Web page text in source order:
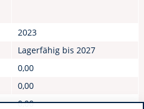
2023
Lagerfähig bis 2027
0,00
0,00
0,00